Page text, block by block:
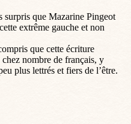
surpris que Mazarine Pingeot
extrême gauche et non
que cette écriture
nombre de français, y
plus lettrés et fiers de l’être.